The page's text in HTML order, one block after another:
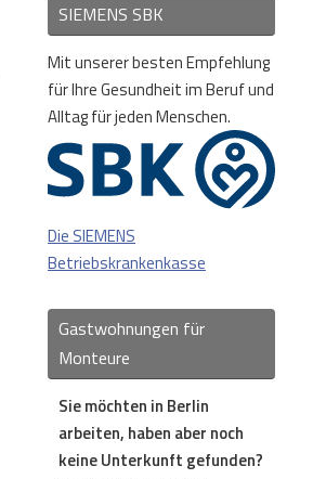
SIEMENS SBK
Mit unserer besten Empfehlung
für Ihre Gesundheit im Beruf und
Alltag für jeden Menschen.
Die SIEMENS
Betriebskrankenkasse
Gastwohnungen für
Monteure
Sie möchten in Berlin
arbeiten, haben aber noch
keine Unterkunft gefunden?